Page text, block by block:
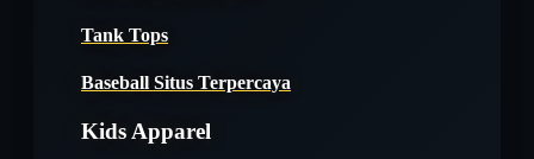
Tank Tops
Baseball Situs Terpercaya
Kids Apparel